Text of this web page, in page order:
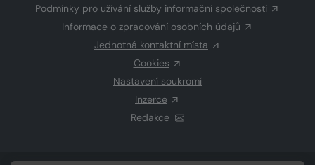
Podmínky pro užívání služby informační společnosti
Informace o zpracování osobních údajů
Jednotná kontaktní místa
Cookies
Nastavení soukromí
Inzerce
Redakce